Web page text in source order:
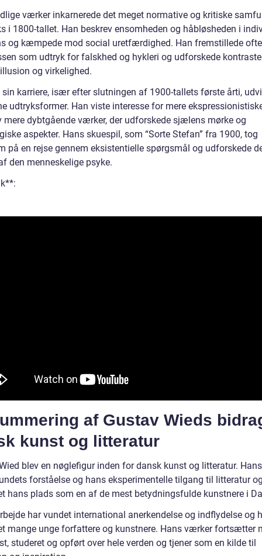
værker inkarnerede det meget normative og kritiske
i 1800-tallet. Han beskrev ensomheden og håbløsheden i
og kæmpede mod social uretfærdighed. Han fremstillede ofte
som udtryk for falskhed og hykleri og udforskede
og virkelighed.
sin karriere, især efter slutningen af 1900-tallets første årti,
udtryksformer. Han viste interesse for mere
mere dybtgående værker, der udforskede sjælens mørke og
aspekter. Hans skuespil, som “Sorte Stefan” fra 1900, tog
på en rejse gennem eksistentielle spørgsmål og udforskede
den menneskelige psyke.
af Gustav Wieds
kunst og litteratur
blev en nøglefigur inden for dansk kunst og litteratur.
forståelse og hans eksperimentelle tilgang til litteratur
hans plads som en af de mest betydningsfulde kunstnere i
har vundet international anerkendelse og indflydelse og
mange unge forfattere og kunstnere. Hans værker fortsætter
studeret og opført over hele verden og tjener som en kilde til